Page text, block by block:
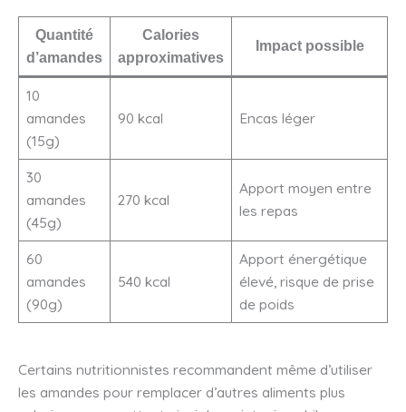
Quantité
d’amandes
Calories
approximatives
Impact possible
10
amandes
(15g)
90 kcal Encas léger
30
amandes
(45g)
270 kcal
Apport moyen entre
les repas
60
amandes
(90g)
540 kcal
Apport énergétique
élevé, risque de prise
de poids
Certains nutritionnistes recommandent même d’utiliser
les amandes pour remplacer d’autres aliments plus